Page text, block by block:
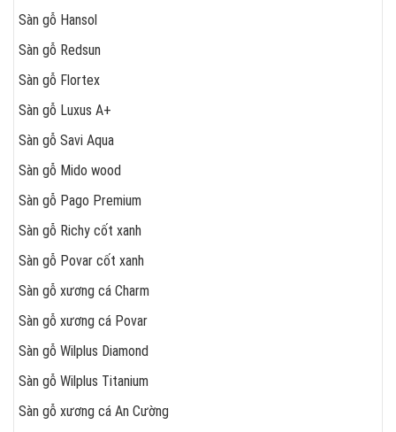
Sàn gỗ Hansol
Sàn gỗ Redsun
Sàn gỗ Flortex
Sàn gỗ Luxus A+
Sàn gỗ Savi Aqua
Sàn gỗ Mido wood
Sàn gỗ Pago Premium
Sàn gỗ Richy cốt xanh
Sàn gỗ Povar cốt xanh
Sàn gỗ xương cá Charm
Sàn gỗ xương cá Povar
Sàn gỗ Wilplus Diamond
Sàn gỗ Wilplus Titanium
Sàn gỗ xương cá An Cường